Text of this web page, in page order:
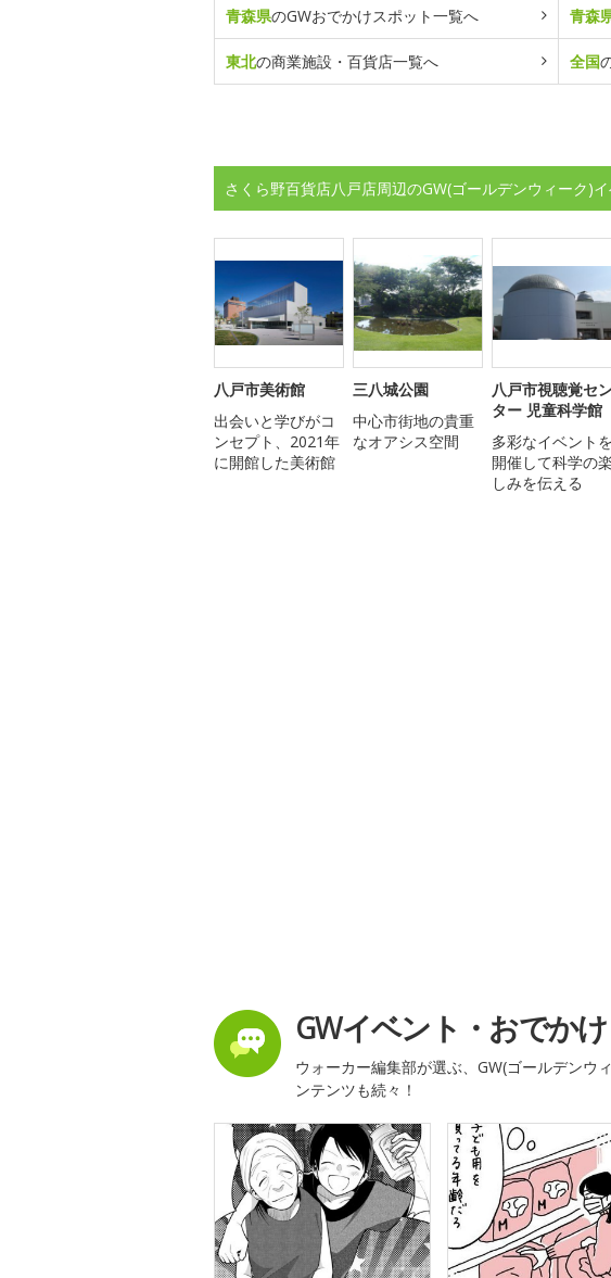
青森県のGWおでかけスポット一覧へ 青森
東北の商業施設・百貨店一覧へ 全国
さくら野百貨店八戸店周辺のGW(ゴールデンウィーク)
八戸市美術館
出会いと学びがコ
ンセプト、2021年
に開館した美術館
三八城公園
中心市街地の貴重
なオアシス空間
八戸市視聴覚セ
ター 児童科学館
多彩なイベントを
開催して科学の楽
しみを伝える
GWイベント・おでか
ウォーカー編集部が選ぶ、GW(ゴールデンウ
ンテンツも続々！